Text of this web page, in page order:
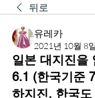
뒤로
유레카
2021년 10월 8일
일본 대지진을
6.1 (한국기준
하지진, 한국